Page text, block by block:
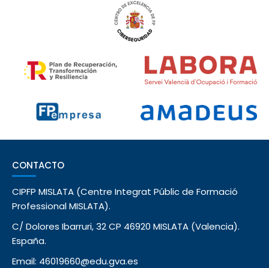
CONTACTO
CIPFP MISLATA (Centre Integrat Públic de Formació
Professional MISLATA).
C/ Dolores Ibarruri, 32 CP 46920 MISLATA (Valencia).
España.
Email: 46019660@edu.gva.es